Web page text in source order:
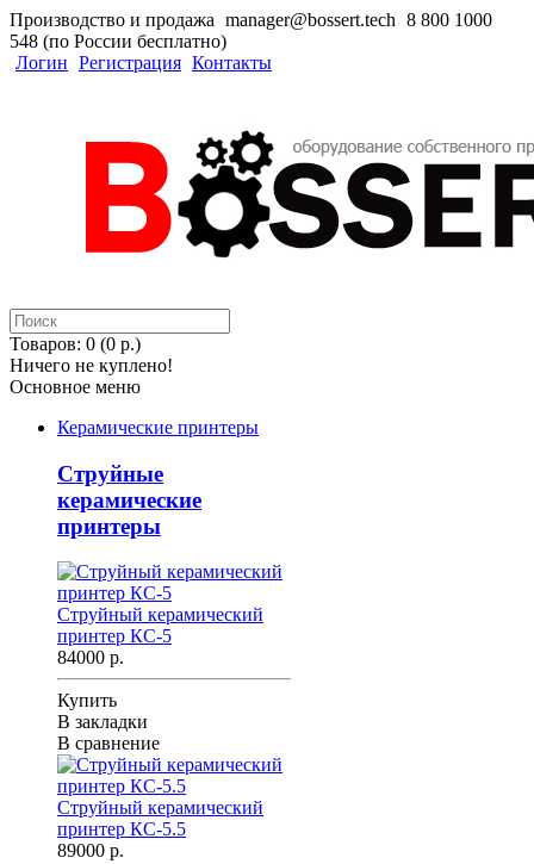
Производство и продажа manager@bossert.tech 8 800 1000
548 (по России бесплатно)
Логин Регистрация Контакты
Товаров: 0 (0 р.)
Ничего не куплено!
Основное меню
Керамические принтеры
Струйные
керамические
принтеры
Струйный керамический
принтер КС-5
84000 р.
Купить
В закладки
В сравнение
Струйный керамический
принтер КС-5.5
89000 р.